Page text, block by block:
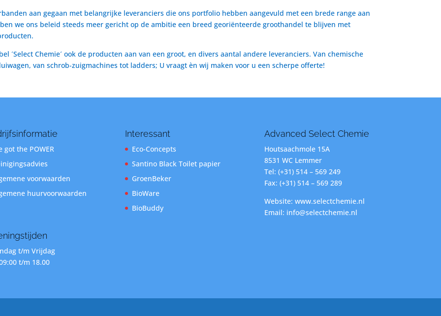
aan gegaan met belangrijke leveranciers die ons portfolio hebben aangevuld met een brede range aan
we ons beleid steeds meer gericht op de ambitie een breed georiënteerde groothandel te blijven met
´Select Chemie´ ook de producten aan van een groot, en divers aantal andere leveranciers. Van chemische
van schrob-zuigmachines tot ladders; U vraagt èn wij maken voor u een scherpe offerte!
got the POWER
voorwaarden
huurvoorwaarden
t/m Vrijdag
t/m 18.00
Interessant
Eco-Concepts
Santino Black Toilet papier
GroenBeker
BioWare
BioBuddy
Advanced Select Chemie
Houtsaachmole 15A
8531 WC Lemmer
Tel: (+31) 514 – 569 249
Fax: (+31) 514 – 569 289
Website: www.selectchemie.nl
Email: info@selectchemie.nl